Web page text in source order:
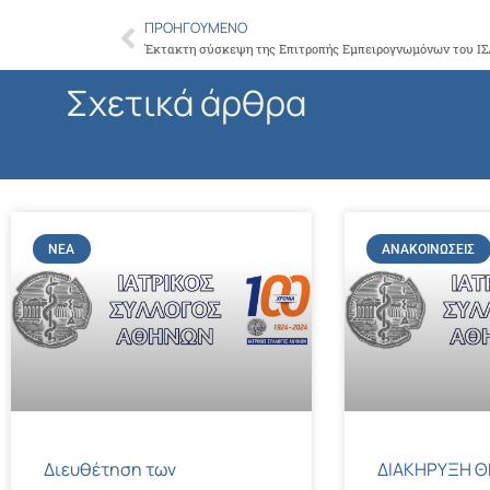
Prev
ΠΡΟΗΓΟΎΜΕΝΟ
Σχετικά άρθρα
ΝΈΑ
Διευθέτηση των
ΑΝΑΚΟΙΝΏΣΕΙΣ
ΔΙΑΚΗΡΥΞΗ